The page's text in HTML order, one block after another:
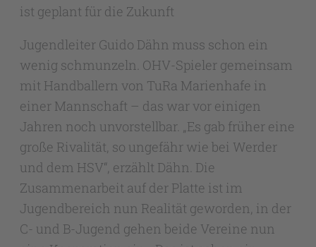
ist geplant für die Zukunft
Jugendleiter Guido Dähn muss schon ein
wenig schmunzeln. OHV-Spieler gemeinsam
mit Handballern von TuRa Marienhafe in
einer Mannschaft – das war vor einigen
Jahren noch unvorstellbar. „Es gab früher eine
große Rivalität, so ungefähr wie bei Werder
und dem HSV“, erzählt Dähn. Die
Zusammenarbeit auf der Platte ist im
Jugendbereich nun Realität geworden, in der
C- und B-Jugend gehen beide Vereine nun